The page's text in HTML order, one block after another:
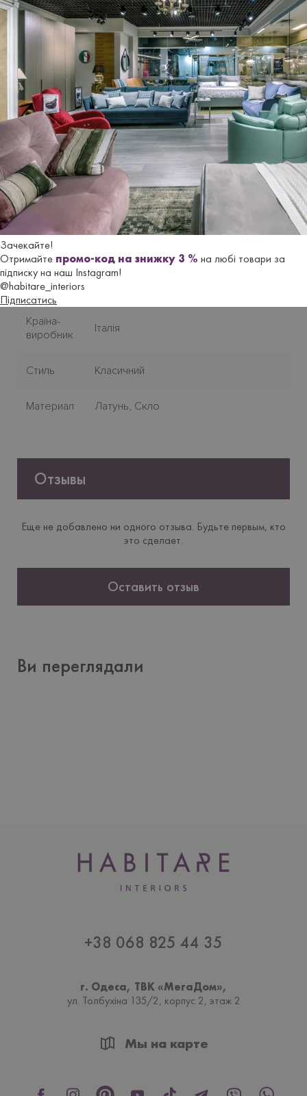
Зачекайте!
Отримайте промо-код на знижку 3 % на любі товари за
підписку на наш Instagram!
@habitare_interiors
Підписатись
Елегантна класична люстраmod.925/8від
італійського виробника NERVILAMPгарно виглядає як
у холлі, так і у невеликій спальні або вітальні.
Металева основа - латунь у кольорі матової бронзи,
скляна декоративна основа. Лампочки 8 х max60 W
E14.
Ціна люстри на сайті - як на фото. Лампочки у ціну не
входять.
У наявності - 1 шт.
Гарантійний термін - 18 місяців.
Характеристики
Країна-
виробник
Італія
Стиль Класичний
Материал Латунь, Скло
Отзывы
Еще не добавлено ни одного отзыва. Будьте первым, кто
это сделает.
Оставить отзыв
Ви переглядали
+38 068 825 44 35
г. Одеса, ТВК «МегаДом»,
ул. Толбухiна 135/2, корпус 2, этаж 2
Мы на карте